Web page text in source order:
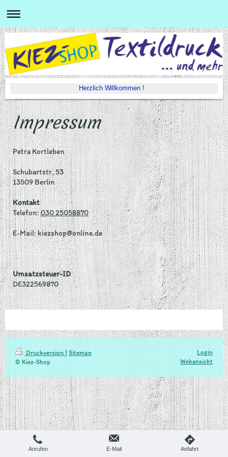
Herzlich Willkommen !
Impressum
Petra Kortleben
Schubartstr.53
13509Berlin
Kontakt
Telefon:030 25058870
E-Mail:kiezshop@online.de
Umsatzsteuer-ID
DE322569870
Druckversion
Sitemap
© Kiez-Shop
Login
Webansicht
Anrufen E-Mail Anfahrt